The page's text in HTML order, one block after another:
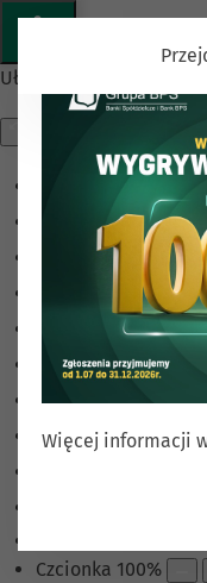
Ułatwienia dostępu
Ciemny kontrast
Jasny kontrast
Niskie nasycenie
Wysokie nasycenie
Zaznacz linki
Zaznacz nagłówki
Czcionka 100%
Więcej informacji